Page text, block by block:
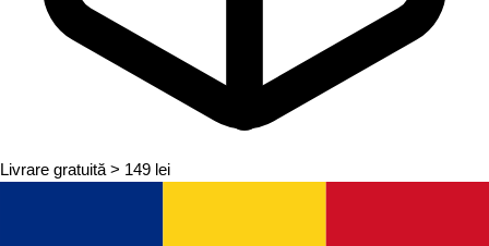
Livrare gratuită > 149 lei